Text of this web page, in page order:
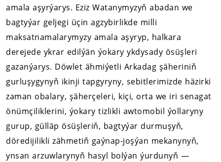
amala aşyrýarys. Eziz Watanymyzyň abadan we
bagtyýar geljegi üçin agzybirlikde milli
maksatnamalarymyzy amala aşyryp, halkara
derejede ykrar edilýän ýokary ykdysady ösüşleri
gazanýarys. Döwlet ähmiýetli Arkadag şäheriniň
gurluşygynyň ikinji tapgyryny, sebitlerimizde häzirki
zaman obalary, şäherçeleri, kiçi, orta we iri senagat
önümçiliklerini, ýokary tizlikli awtomobil ýollaryny
gurup, gülläp ösüşleriň, bagtyýar durmuşyň,
döredijilikli zähmetiň gaýnap-joşýan mekanynyň,
ynsan arzuwlarynyň hasyl bolýan ýurdunyň —